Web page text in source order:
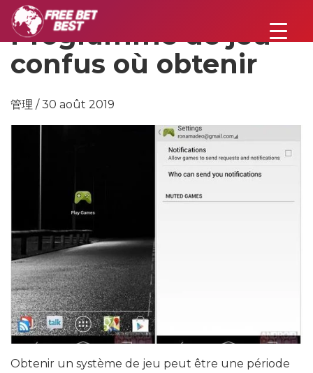
Programme de jeu
confus où obtenir
管理 / 30 août 2019
Obtenir un système de jeu peut être une période